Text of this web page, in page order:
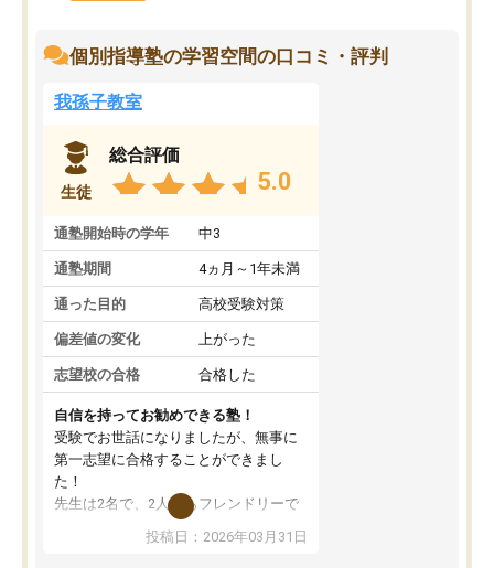
個別指導塾の学習空間の口コミ・評判
我孫子教室
生徒
総合評価
5.0
通塾開始時の学年 中3
通塾期間 4ヵ月～1年未満
通った目的 高校受験対策
偏差値の変化 上がった
志望校の合格 合格した
自信を持ってお勧めできる塾！
受験でお世話になりましたが、無事に
第一志望に合格することができまし
た！
先生は2名で、2人ともフレンドリーで
優しいです！分からないところも質問
しやすく、苦手分野をしっかり克服す
投稿日：2026年03月31日